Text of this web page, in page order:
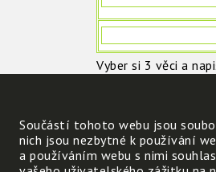
Vyber si 3 věci a
koupit.
Součástí tohoto webu jsou
nich jsou nezbytné k používání
a používáním webu s nimi